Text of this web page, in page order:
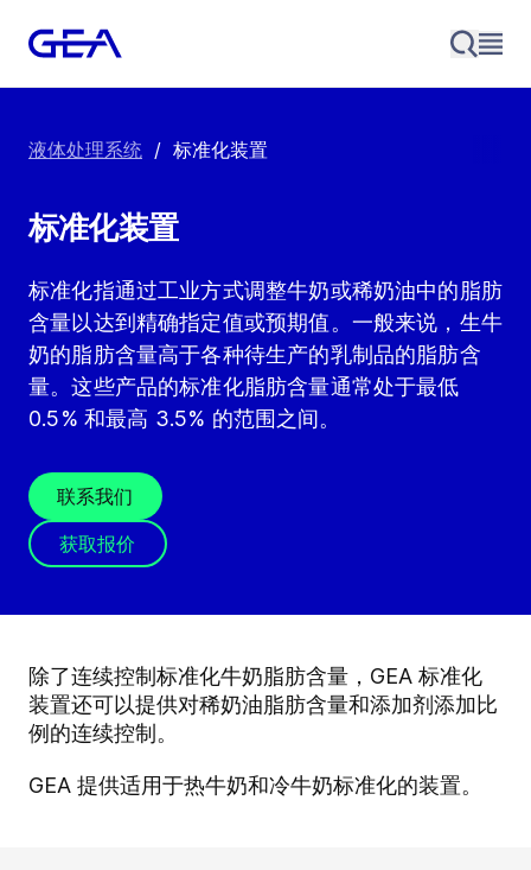
液体处理系统 / 标准化装置
标准化装置
标准化指通过工业方式调整牛奶或稀奶油中的脂肪
含量以达到精确指定值或预期值。一般来说，生牛
奶的脂肪含量高于各种待生产的乳制品的脂肪含
量。这些产品的标准化脂肪含量通常处于最低
0.5% 和最高 3.5% 的范围之间。
联系我们
获取报价
除了连续控制标准化牛奶脂肪含量，GEA 标准化
装置还可以提供对稀奶油脂肪含量和添加剂添加比
例的连续控制。
GEA 提供适用于热牛奶和冷牛奶标准化的装置。